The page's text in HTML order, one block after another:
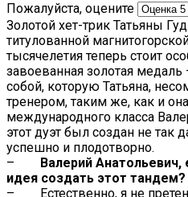
Пожалуйста, оцените
Золотой хет-трик Татьяны
титулованной
тысячелетия теперь стоит
завоеванная золотая
собой, которую Татьяна,
тренером, таким же, как и
международного класса
этот дуэт был создан не так
успешно и плодотворно.
–
Валерий
идея создать этот тандем?
– Естественно, я не